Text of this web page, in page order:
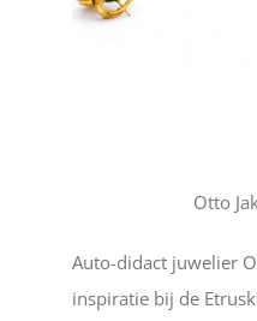
Otto
Auto-didact juwelier
inspiratie bij de